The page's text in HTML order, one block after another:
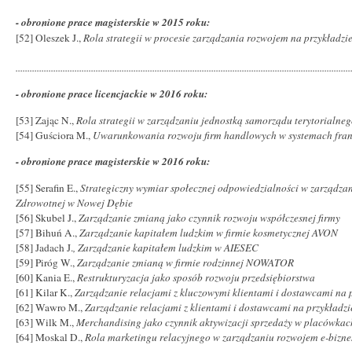
- obronione prace magisterskie w 2015 roku:
[52] Oleszek J., Rola strategii w procesie zarządzania rozwojem na
- obronione prace licencjackie w 2016 roku:
[53] Zając N., Rola strategii w zarządzaniu jednostką samorządu
[54] Guściora M., Uwarunkowania rozwoju firm handlowych w systemach
- obronione prace magisterskie w 2016 roku:
[55] Serafin E., Strategiczny wymiar społecznej odpowiedzialności w
Zdrowotnej w Nowej Dębie
[56] Skubel J., Zarządzanie zmianą jako czynnik rozwoju współczesnej firmy
[57] Bihuń A., Zarządzanie kapitałem ludzkim w firmie kosmetycznej AVON
[58]Jadach J. Zarządzanie kapitałem ludzkim w AIESEC
[59] Piróg W., Zarządzanie zmianą w firmie rodzinnej NOWATOR
[60] Kania E., Restrukturyzacja jako sposób rozwoju przedsiębiorstwa
[61] Kilar K., Zarządzanie relacjami z kluczowymi klientami i dostawcami na
[62] Wawro M., Zarządzanie relacjami z klientami i dostawcami na
[63] Wilk M., Merchandising jako czynnik aktywizacji sprzedaży w
[64] Moskal D., Rola marketingu relacyjnego w zarządzaniu rozwojem e-